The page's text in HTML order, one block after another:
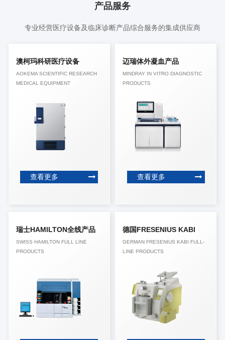
产品服务
专业经营医疗设备及临床诊断产品综合服务的集成供应商
澳柯玛科研医疗设备
AOKEMA SCIENTIFIC RESEARCH
MEDICAL EQUIPMENT
查看更多
迈瑞体外凝血产品
MINDRAY IN VITRO DIAGNOSTIC
PRODUCTS
查看更多
瑞士HAMILTON全线产品
SWISS HAMILTON FULL LINE
PRODUCTS
德国FRESENIUS KABI
GERMAN FRESENIUS KABI FULL-
LINE PRODUCTS